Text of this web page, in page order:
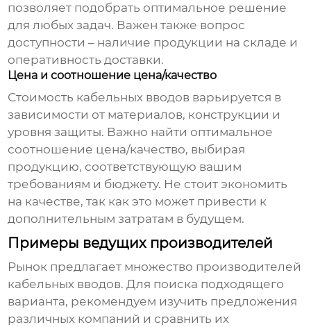
позволяет подобрать оптимальное решение
для любых задач. Важен также вопрос
доступности – наличие продукции на складе и
оперативность доставки.
Цена и соотношение цена/качество
Стоимость кабельных вводов варьируется в
зависимости от материалов, конструкции и
уровня защиты. Важно найти оптимальное
соотношение цена/качество, выбирая
продукцию, соответствующую вашим
требованиям и бюджету. Не стоит экономить
на качестве, так как это может привести к
дополнительным затратам в будущем.
Примеры ведущих производителей
Рынок предлагает множество производителей
кабельных вводов. Для поиска подходящего
варианта, рекомендуем изучить предложения
различных компаний и сравнить их